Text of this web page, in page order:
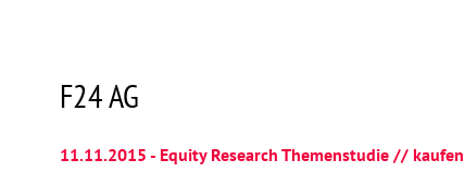
F24 AG
11.11.2015 - Equity Research Themenstudie // kaufen